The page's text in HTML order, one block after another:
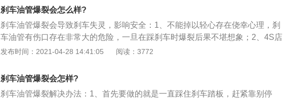
车玻璃贴上贴膜；3、给汽车上玻璃险；4、将汽车玻璃的污垢彻底清除；5、定
期更换胶条。
刹车油管爆裂会怎么样?
刹车油管爆裂会导致刹车失灵，影响安全：1、不能掉以轻心存在侥幸心理，刹
车油管有伤口存在非常大的危险，一旦在踩刹车时爆裂后果不堪想象；2、4S店
太贵可以自己换（动手能力强的话），不过换完后还需要有一个人帮忙一起排刹
用好的。
发布时间：2021-04-28 14:41:05 阅读：3772
刹车油管爆裂会怎样?
刹车油管爆裂解决办法：1、首先要做的就是一直踩住刹车踏板，赶紧靠别停